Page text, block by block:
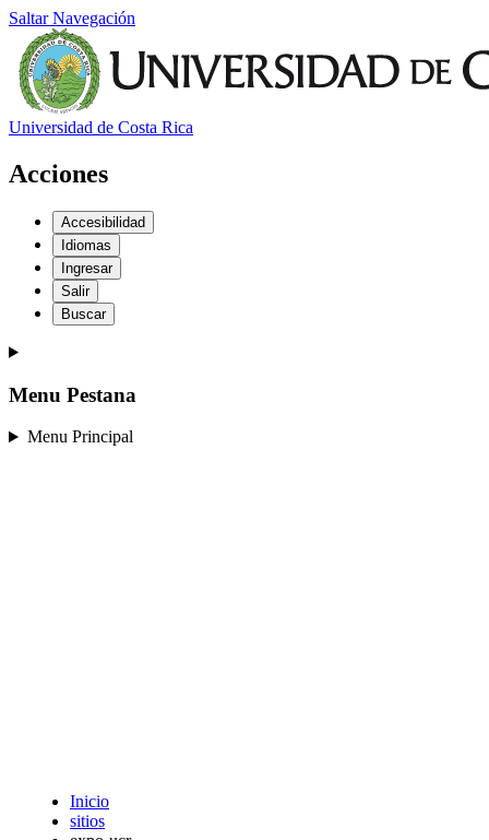
Saltar Navegación
Universidad de Costa Rica
Acciones
Accesibilidad
Idiomas
Ingresar
Salir
Buscar
Menu Pestana
Menu Principal
Inicio
sitios